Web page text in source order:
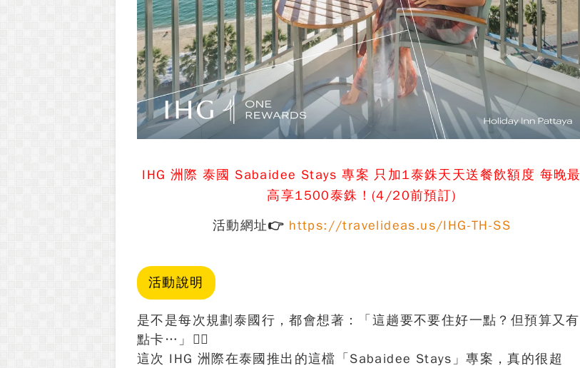
IHG 洲際 泰國 Sabaidee Stays 專案 只加1泰銖天天送餐飲額度 每晚最
高享1500泰銖！ (4/20前預訂)
活動網址👉 https://travelideas.us/IHG-TH-SS
活動說明
是不是每次規劃泰國行，都會想著：
「這趟要不要住好一點？但預算又有
點卡…」😵‍💫
這次 IHG 洲際在泰國推出的這檔 「Sabaidee Stays」專案，真的很超